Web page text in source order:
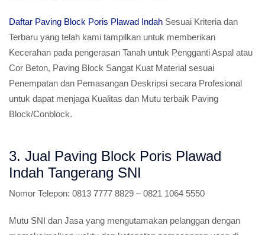
Daftar Paving Block Poris Plawad Indah Sesuai Kriteria dan
Terbaru yang telah kami tampilkan untuk memberikan
Kecerahan pada pengerasan Tanah untuk Pengganti Aspal atau
Cor Beton, Paving Block Sangat Kuat Material sesuai
Penempatan dan Pemasangan Deskripsi secara Profesional
untuk dapat menjaga Kualitas dan Mutu terbaik Paving
Block/Conblock.
3. Jual Paving Block Poris Plawad
Indah Tangerang SNI
Nomor Telepon: 0813 7777 8829 – 0821 1064 5550
Mutu SNI dan Jasa yang mengutamakan pelanggan dengan